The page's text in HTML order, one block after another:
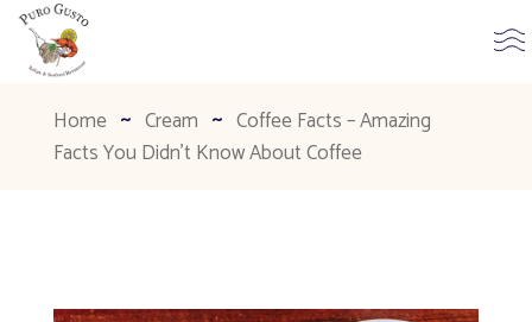
Home Cream
Coffee Facts – Amazing
Facts You Didn’t Know About Coffee